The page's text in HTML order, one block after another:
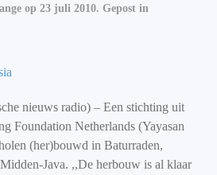
op 23 juli 2010. Gepost in
nieuws radio) – Een stichting uit
Foundation Netherlands (Yayasan
(her)bouwd in Baturraden,
Java. ,,De herbouw is al klaar